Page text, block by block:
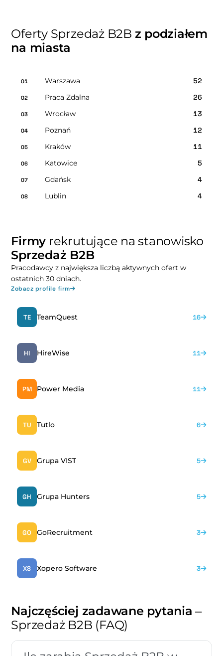
Oferty Sprzedaż B2B z podziałem
na miasta
01 Warszawa 52
02 Praca Zdalna 26
03 Wrocław 13
04 Poznań 12
05 Kraków 11
06 Katowice 5
07 Gdańsk 4
08 Lublin 4
Firmy rekrutujące na stanowisko
Sprzedaż B2B
Pracodawcy z największa liczbą aktywnych ofert w
ostatnich 30 dniach.
Zobacz profile firm
TE TeamQuest 16
HI HireWise 11
PM Power Media 11
TU Tutlo 6
GV Grupa VIST 5
GH Grupa Hunters 5
GO GoRecruitment 3
XS Xopero Software 3
Najczęściej zadawane pytania –
Sprzedaż B2B (FAQ)